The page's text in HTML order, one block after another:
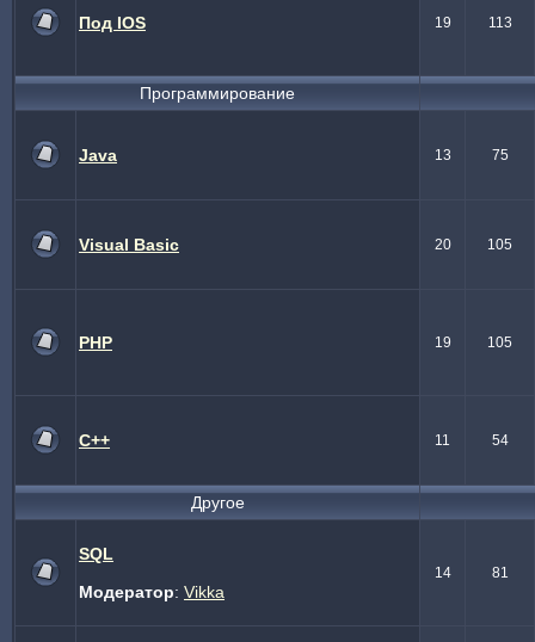
Под IOS 19 113
Программирование
Java 13 75
Visual Basic 20 105
PHP 19 105
C++ 11 54
Другое
SQL
Модератор: Vikka
14 81